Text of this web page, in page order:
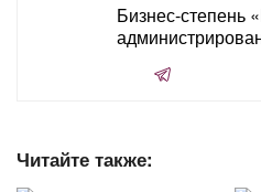
Бизнес-степень
Читайте также: